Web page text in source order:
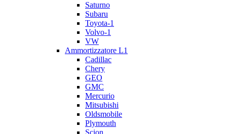
Saturno
Subaru
Toyota-1
Volvo-1
VW
Ammortizzatore L1
Cadillac
Chery
GEO
GMC
Mercurio
Mitsubishi
Oldsmobile
Plymouth
Scion